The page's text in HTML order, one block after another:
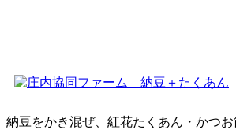
納豆をかき混ぜ、紅花たくあん・かつ